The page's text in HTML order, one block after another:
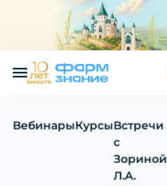
ВебинарыКурсыВстречи
с
Зориной
Л.А.